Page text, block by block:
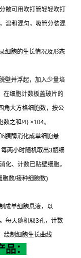
散可用吹打管轻轻吹打
温和混匀，吸管分装混
细胞的生长情况及形态
壁并浮起，加入少量培
在细胞计数板盖玻片的
角大方格细胞数，按公
数之和/4) ×104。
％胰酶消化成单细胞悬
两小时随机取出3瓶细
化、计数已贴壁细胞，
胞数/接种细胞数)
成单细胞悬液，以
每天随机取3孔，计数
绘制细胞生长曲线
：